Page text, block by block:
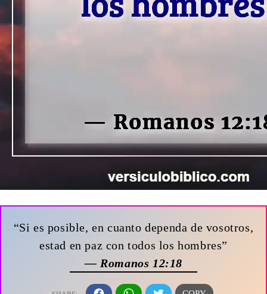
“Si es posible, en cuanto dependa de vosotros,
estad en paz con todos los hombres”
— Romanos 12:18